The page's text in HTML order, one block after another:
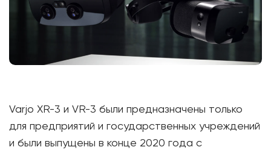
Varjo XR-3 и VR-3 были предназначены только
для предприятий и государственных учреждений
и были выпущены в конце 2020 года с